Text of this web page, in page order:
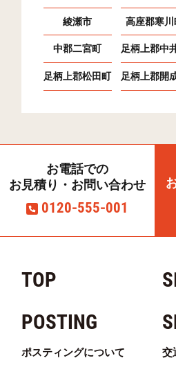
綾瀬市 高座郡寒川
中郡二宮町 足柄上郡中
足柄上郡松田町 足柄上郡開
お電話での
お見積り・お問い合わせ
0120-555-001
TOP
POSTING
ポスティングについて 交